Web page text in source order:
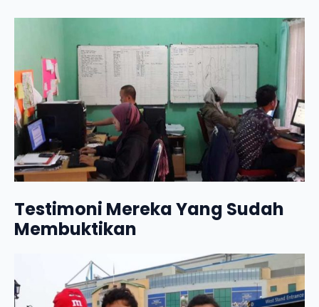
Testimoni Mereka Yang Sudah
Membuktikan